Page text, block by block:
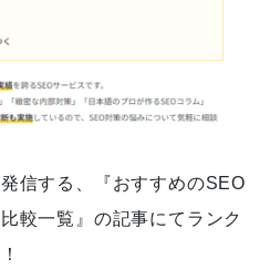
信する、『おすすめのSEO
較一覧』の記事にてランク